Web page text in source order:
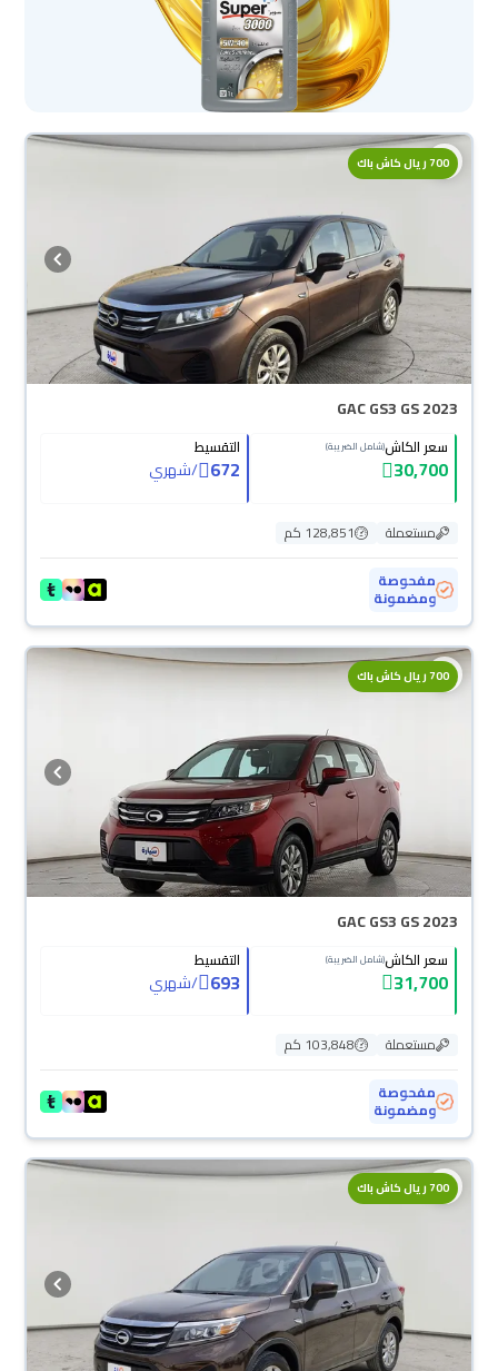
700 ريال كاش باك
GAC GS3 GS 2023
سعر الكاش(شامل الضريبة)
30,700
التقسيط
672
/شهري
مستعملة
128,851 كم
مفحوصة
ومضمونة
700 ريال كاش باك
GAC GS3 GS 2023
سعر الكاش(شامل الضريبة)
31,700
التقسيط
693
/شهري
مستعملة
103,848 كم
مفحوصة
ومضمونة
700 ريال كاش باك